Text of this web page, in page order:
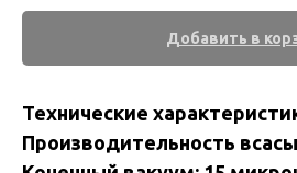
Добавить в
Технические
Производительность